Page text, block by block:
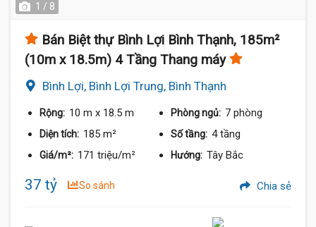
1 / 8
Bán Biệt thự Bình Lợi Bình Thạnh, 185m²
(10m x 18.5m) 4 Tầng Thang máy
Bình Lợi, Bình Lợi Trung, Bình Thạnh
Rộng: 10 m x 18.5 m Phòng ngủ: 7 phòng
Diện tích: 185 m² Số tầng: 4 tầng
Giá/m²: 171 triệu/m² Hướng: Tây Bắc
37 tỷ So sánh Chia sẻ